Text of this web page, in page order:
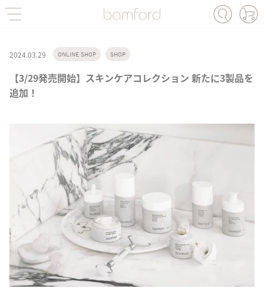
2024.03.29 ONLINE SHOP SHOP
【3/29発売開始】スキンケアコレクション 新たに3製品を
追加！